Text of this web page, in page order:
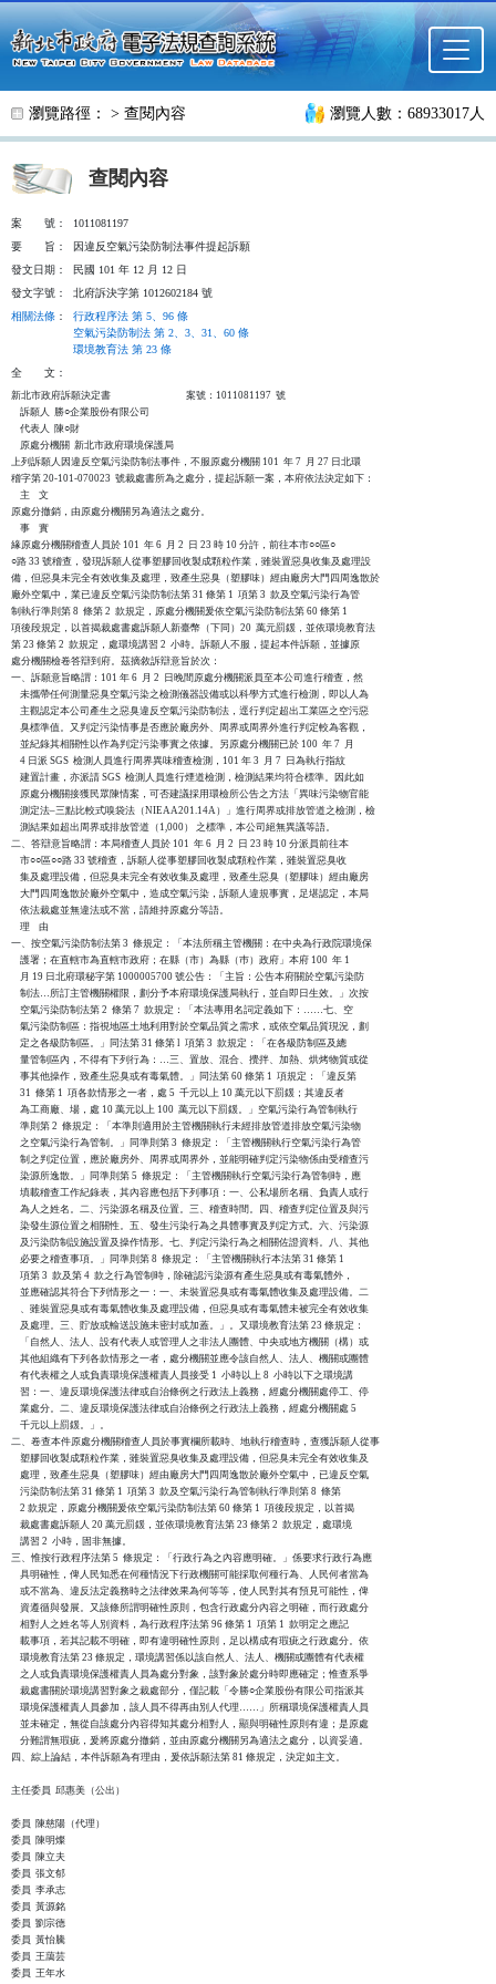
跳至主要內容
瀏覽路徑： > 查閱內容 瀏覽人數：68933017人
查閱內容
案 號：
1011081197
要
旨：
因違反空氣污染防制法事件提起訴願
發文日期：
民國 101 年 12 月 12 日
發文字號：
北府訴決字第 1012602184 號
相關法條 ：
行政程序法 第 5、96 條
空氣污染防制法 第 2、3、31、60 條
環境教育法 第 23 條
全
文：
新北市政府訴願決定書                                  案號：1011081197  號
    訴願人  勝○企業股份有限公司
    代表人  陳○財
    原處分機關  新北市政府環境保護局
上列訴願人因違反空氣污染防制法事件，不服原處分機關 101  年 7  月 27 日北環
稽字第 20-101-070023  號裁處書所為之處分，提起訴願一案，本府依法決定如下：
    主    文
原處分撤銷，由原處分機關另為適法之處分。
    事    實
緣原處分機關稽查人員於 101  年 6  月 2  日 23 時 10 分許，前往本市○○區○
○路 33 號稽查，發現訴願人從事塑膠回收製成顆粒作業，雖裝置惡臭收集及處理設
備，但惡臭未完全有效收集及處理，致產生惡臭（塑膠味）經由廠房大門四周逸散於
廠外空氣中，業已違反空氣污染防制法第 31 條第 1  項第 3  款及空氣污染行為管
制執行準則第 8  條第 2  款規定，原處分機關爰依空氣污染防制法第 60 條第 1
項後段規定，以首揭裁處書處訴願人新臺幣（下同）20  萬元罰鍰，並依環境教育法
第 23 條第 2  款規定，處環境講習 2  小時。訴願人不服，提起本件訴願，並據原
處分機關檢卷答辯到府。茲摘敘訴辯意旨於次：
一、訴願意旨略謂：101 年 6  月 2  日晚間原處分機關派員至本公司進行稽查，然
    未攜帶任何測量惡臭空氣污染之檢測儀器設備或以科學方式進行檢測，即以人為
    主觀認定本公司產生之惡臭違反空氣污染防制法，逕行判定超出工業區之空污惡
    臭標準值。又判定污染情事是否應於廠房外、周界或周界外進行判定較為客觀，
    並紀錄其相關性以作為判定污染事實之依據。另原處分機關已於 100  年 7  月
    4 日派 SGS  檢測人員進行周界異味稽查檢測，101 年 3  月 7  日為執行指紋
    建置計畫，亦派請 SGS  檢測人員進行煙道檢測，檢測結果均符合標準。因此如
    原處分機關接獲民眾陳情案，可否建議採用環檢所公告之方法「異味污染物官能
    測定法–三點比較式嗅袋法（NIEAA201.14A）」進行周界或排放管道之檢測，檢
    測結果如超出周界或排放管道（1,000） 之標準，本公司絕無異議等語。
二、答辯意旨略謂：本局稽查人員於 101  年 6  月 2  日 23 時 10 分派員前往本
    市○○區○○路 33 號稽查，訴願人從事塑膠回收製成顆粒作業，雖裝置惡臭收
    集及處理設備，但惡臭未完全有效收集及處理，致產生惡臭（塑膠味）經由廠房
    大門四周逸散於廠外空氣中，造成空氣污染，訴願人違規事實，足堪認定，本局
    依法裁處並無違法或不當，請維持原處分等語。
    理    由
一、按空氣污染防制法第 3  條規定：「本法所稱主管機關：在中央為行政院環境保
    護署；在直轄市為直轄市政府；在縣（市）為縣（巿）政府」本府 100  年 1
    月 19 日北府環秘字第 1000005700 號公告：「主旨：公告本府關於空氣污染防
    制法…所訂主管機關權限，劃分予本府環境保護局執行，並自即日生效。」次按
    空氣污染防制法第 2  條第 7  款規定：「本法專用名詞定義如下：……七、空
    氣污染防制區：指視地區土地利用對於空氣品質之需求，或依空氣品質現況，劃
    定之各級防制區。」同法第 31 條第 l  項第 3  款規定：「在各級防制區及總
    量管制區內，不得有下列行為：…三、置放、混合、攪拌、加熱、烘烤物質或從
    事其他操作，致產生惡臭或有毒氣體。」同法第 60 條第 1  項規定：「違反第
    31  條第 1  項各款情形之一者，處 5  千元以上 10 萬元以下罰鍰；其違反者
    為工商廠、場，處 10 萬元以上 100  萬元以下罰鍰。」空氣污染行為管制執行
    準則第 2  條規定：「本準則適用於主管機關執行未經排放管道排放空氣污染物
    之空氣污染行為管制。」同準則第 3  條規定：「主管機關執行空氣污染行為管
    制之判定位置，應於廠房外、周界或周界外，並能明確判定污染物係由受稽查污
    染源所逸散。」同準則第 5  條規定：「主管機關執行空氣污染行為管制時，應
    填載稽查工作紀錄表，其內容應包括下列事項：一、公私場所名稱、負責人或行
    為人之姓名。二、污染源名稱及位置。三、稽查時間。四、稽查判定位置及與污
    染發生源位置之相關性。五、發生污染行為之具體事實及判定方式。六、污染源
    及污染防制設施設置及操作情形。七、判定污染行為之相關佐證資料。八、其他
    必要之稽查事項。」同準則第 8  條規定：「主管機關執行本法第 31 條第 1
    項第 3  款及第 4  款之行為管制時，除確認污染源有產生惡臭或有毒氣體外，
    並應確認其符合下列情形之一：一、未裝置惡臭或有毒氣體收集及處理設備。二
    、雖裝置惡臭或有毒氣體收集及處理設備，但惡臭或有毒氣體未被完全有效收集
    及處理。三、貯放或輸送設施未密封或加蓋。」。又環境教育法第 23 條規定：
    「自然人、法人、設有代表人或管理人之非法人團體、中央或地方機關（構）或
    其他組織有下列各款情形之一者，處分機關並應令該自然人、法人、機關或團體
    有代表權之人或負責環境保護權責人員接受 1  小時以上 8  小時以下之環境講
    習：一、違反環境保護法律或自治條例之行政法上義務，經處分機關處停工、停
    業處分。二、違反環境保護法律或自治條例之行政法上義務，經處分機關處 5
    千元以上罰鍰。」。
二、卷查本件原處分機關稽查人員於事實欄所載時、地執行稽查時，查獲訴願人從事
    塑膠回收製成顆粒作業，雖裝置惡臭收集及處理設備，但惡臭未完全有效收集及
    處理，致產生惡臭（塑膠味）經由廠房大門四周逸散於廠外空氣中，已違反空氣
    污染防制法第 31 條第 1  項第 3  款及空氣污染行為管制執行準則第 8  條第
    2 款規定，原處分機關爰依空氣污染防制法第 60 條第 1  項後段規定，以首揭
    裁處書處訴願人 20 萬元罰鍰，並依環境教育法第 23 條第 2  款規定，處環境
    講習 2  小時，固非無據。
三、惟按行政程序法第 5  條規定：「行政行為之內容應明確。」係要求行政行為應
    具明確性，俾人民知悉在何種情況下行政機關可能採取何種行為、人民何者當為
    或不當為、違反法定義務時之法律效果為何等等，使人民對其有預見可能性，俾
    資遵循與發展。又該條所謂明確性原則，包含行政處分內容之明確，而行政處分
    相對人之姓名等人別資料，為行政程序法第 96 條第 1  項第 1  款明定之應記
    載事項，若其記載不明確，即有違明確性原則，足以構成有瑕疵之行政處分。依
    環境教育法第 23 條規定，環境講習係以該自然人、法人、機關或團體有代表權
    之人或負責環境保護權責人員為處分對象，該對象於處分時即應確定；惟查系爭
    裁處書關於環境講習對象之裁處部分，僅記載「令勝○企業股份有限公司指派其
    環境保護權責人員參加，該人員不得再由別人代理……」所稱環境保護權責人員
    並未確定，無從自該處分內容得知其處分相對人，顯與明確性原則有違；是原處
    分難謂無瑕疵，爰將原處分撤銷，並由原處分機關另為適法之處分，以資妥適。
四、綜上論結，本件訴願為有理由，爰依訴願法第 81 條規定，決定如主文。
主任委員  邱惠美（公出）
委員  陳慈陽（代理）
委員  陳明燦
委員  陳立夫
委員  張文郁
委員  李承志
委員  黃源銘
委員  劉宗德
委員  黃怡騰
委員  王藹芸
委員  王年水